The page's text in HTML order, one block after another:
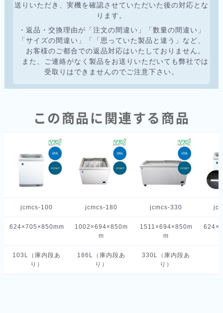
送りいただき、実機を確認させていただいた後の対応とな
ります。
・返品・交換理由が「注文の間違い」「数量の間違い」
「サイズの間違い」「「思っていた製品と違う」など、
お客様のご都合での返品対応はいたしておりません。
また、ご連絡がなく製品をお送りいただいても弊社では
受取りはできませんのでご注意下さい。
この商品に関連する商品
jcmcs-100 jcmcs-180 jcmcs-330
624×705×850mm
1002×694×850m
m
1511×694×850m
m
103L（庫内段あ
り）
186L（庫内段あ
り）
330L（庫内段あ
り）